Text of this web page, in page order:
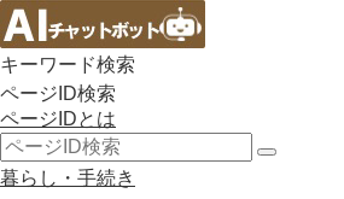
キーワード検索
ページID検索
ページIDとは
暮らし・手続き